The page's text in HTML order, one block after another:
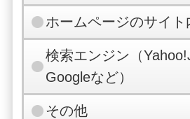
ホームページのサイト
検索エンジン（
Googleなど）
その他